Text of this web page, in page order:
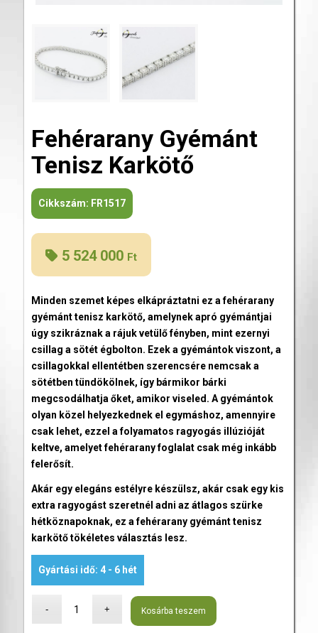
Fehérarany Gyémánt
Tenisz Karkötő
Cikkszám: FR1517
5 524 000 Ft
Minden szemet képes elkápráztatni ez a fehérarany
gyémánt tenisz karkötő, amelynek apró gyémántjai
úgy szikráznak a rájuk vetülő fényben, mint ezernyi
csillag a sötét égbolton. Ezek a gyémántok viszont, a
csillagokkal ellentétben szerencsére nemcsak a
sötétben tündökölnek, így bármikor bárki
megcsodálhatja őket, amikor viseled. A gyémántok
olyan közel helyezkednek el egymáshoz, amennyire
csak lehet, ezzel a folyamatos ragyogás illúzióját
keltve, amelyet fehérarany foglalat csak még inkább
felerősít.
Akár egy elegáns estélyre készülsz, akár csak egy kis
extra ragyogást szeretnél adni az átlagos szürke
hétköznapoknak, ez a fehérarany gyémánt tenisz
karkötő tökéletes választás lesz.
Gyártási idő: 4 - 6 hét
Kosárba teszem